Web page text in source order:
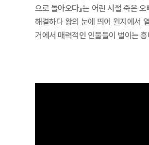
으로 돌아오다』는 어린 시절 죽은
해결하다 왕의 눈에 띄어 월지에서
거에서 매력적인 인물들이 벌이는